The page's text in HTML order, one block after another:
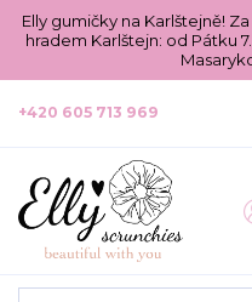
Elly gumičky na Karlštejně!
hradem Karlštejn: od Pátku
+420 605 713 969